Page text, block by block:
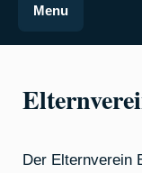
Menu
Der Elternverein